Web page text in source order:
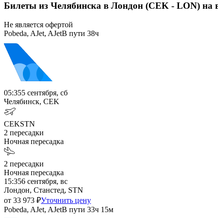
Билеты из Челябинска в Лондон (CEK - LON) на
Не является офертой
Pobeda, AJet, AJetВ пути 38ч
05:355 сентября, сб
Челябинск, CEK
CEKSTN
2 пересадки
Ночная пересадка
2 пересадки
Ночная пересадка
15:356 сентября, вс
Лондон, Станстед, STN
от 33 973 ₽Уточнить цену
Pobeda, AJet, AJetВ пути 33ч 15м